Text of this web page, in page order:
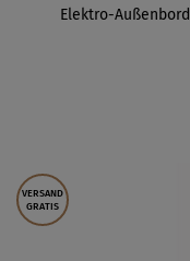
Elektro-
VERSAND
GRATIS